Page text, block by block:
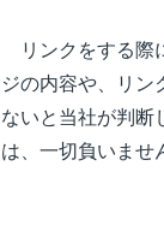
リンクをする際
ジの内容や、リン
ないと当社が判断
は、一切負いませ